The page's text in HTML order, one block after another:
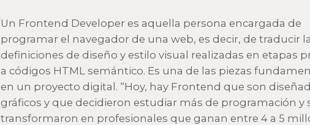
Un Frontend Developer es aquella persona encargada de
programar el navegador de una web, es decir, de traducir
definiciones de diseño y estilo visual realizadas en etapas
a códigos HTML semántico. Es una de las piezas
en un proyecto digital. “Hoy, hay Frontend que son
gráficos y que decidieron estudiar más de programación y
transformaron en profesionales que ganan entre 4 a 5